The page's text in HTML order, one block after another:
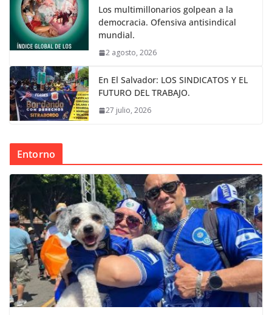
Los multimillonarios golpean a la
democracia. Ofensiva antisindical
mundial.
2 agosto, 2026
En El Salvador: LOS SINDICATOS Y EL
FUTURO DEL TRABAJO.
27 julio, 2026
Entorno